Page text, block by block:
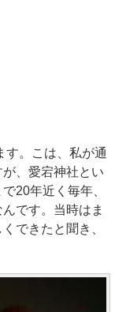
す。こは、私が通
、愛宕神社とい
20年近く毎年、
です。当時はま
できたと聞き、